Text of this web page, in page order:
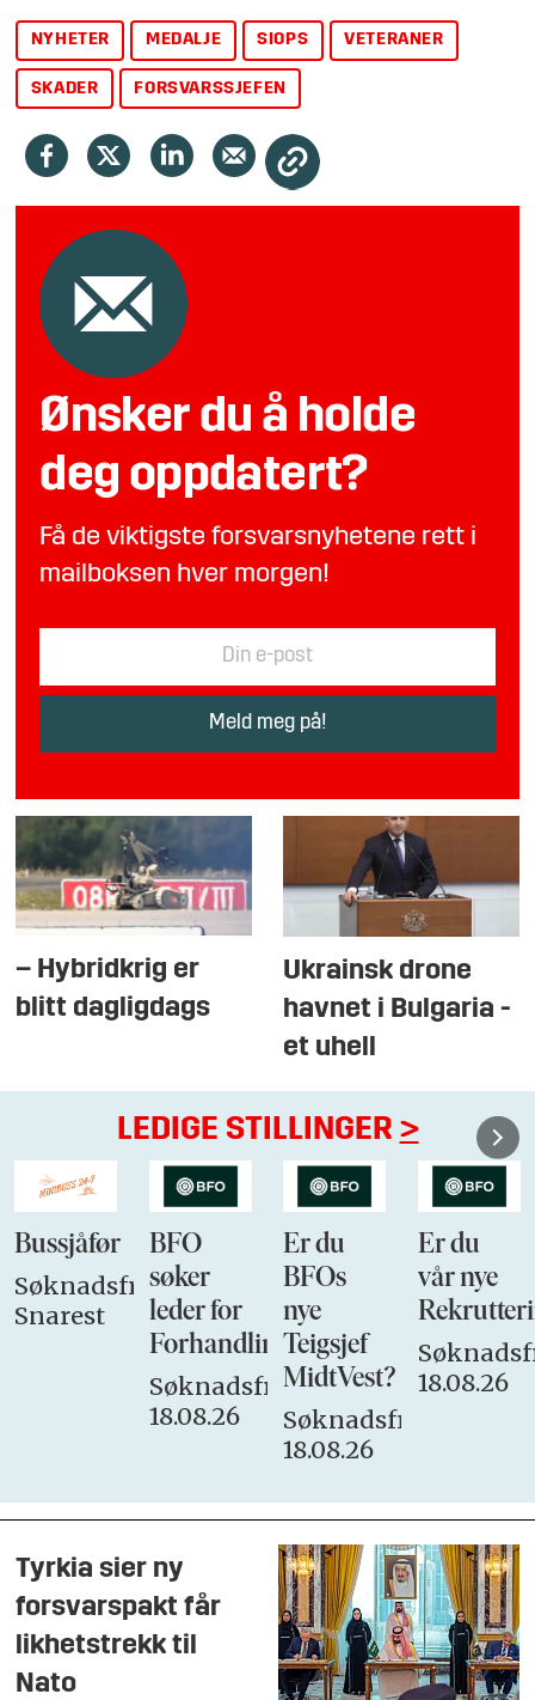
NYHETER MEDALJE SIOPS VETERANER
SKADER FORSVARSSJEFEN
Ønsker du å holde
deg oppdatert?
Få de viktigste forsvarsnyhetene rett i
mailboksen hver morgen!
– Hybridkrig er
blitt dagligdags
Ukrainsk drone
havnet i Bulgaria -
et uhell
LEDIGE STILLINGER >
Bussjåfør
Søknadsfrist:
Snarest
BFO
søker
leder for
Forhandlingsutvalget
Søknadsfrist:
18.08.26
Er du
BFOs
nye
Teigsjef
MidtVest?
Søknadsfrist:
18.08.26
Er du
vår nye
18.08.26
Tyrkia sier ny
forsvarspakt får
likhetstrekk til
Nato